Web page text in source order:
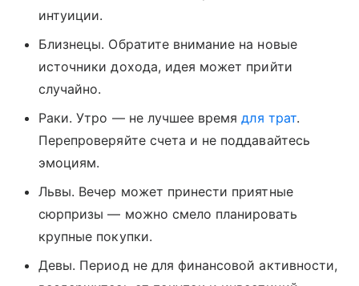
интуиции.
Близнецы. Обратите внимание на новые
источники дохода, идея может прийти
случайно.
Раки. Утро — не лучшее времядля трат.
Перепроверяйте счета и не поддавайтесь
эмоциям.
Львы. Вечер может принести приятные
сюрпризы — можно смело планировать
крупные покупки.
Девы. Период не для финансовой активности,